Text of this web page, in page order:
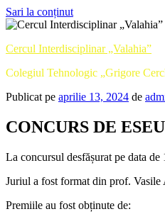
Sari la conținut
Cercul Interdisciplinar „Valahia”
Colegiul Tehnologic „Grigore
Publicat pe aprilie 13, 2024 de
CONCURS DE
La concursul desfășurat pe data
Juriul a fost format din prof.
Premiile au fost obținute de: